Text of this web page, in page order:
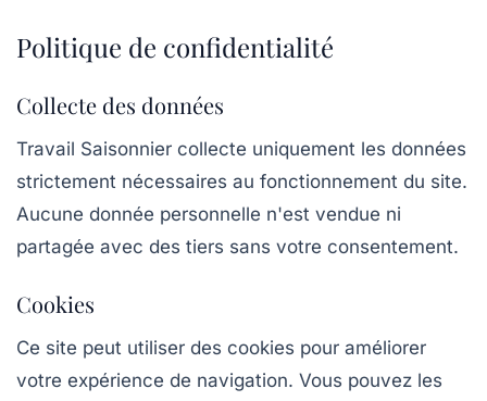
Politique de confidentialité
Collecte des données
Travail Saisonnier collecte uniquement les données
strictement nécessaires au fonctionnement du site.
Aucune donnée personnelle n'est vendue ni
partagée avec des tiers sans votre consentement.
Cookies
Ce site peut utiliser des cookies pour améliorer
votre expérience de navigation. Vous pouvez les